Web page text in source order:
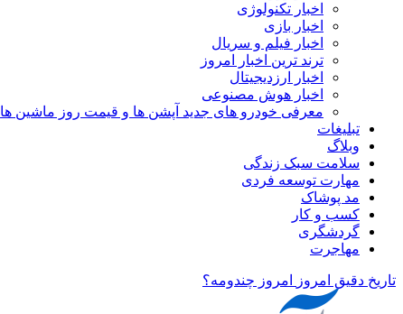
اخبار تکنولوژی
اخبار بازی
اخبار فیلم و سریال
ترند ترین اخبار امروز
اخبار ارزدیجیتال
اخبار هوش مصنوعی
معرفی خودرو های جدید آپشن‌ ها و قیمت روز ماشین‌ ها
تبلیغات
وبلاگ
سلامت سبک زندگی
مهارت توسعه فردی
مد پوشاک
کسب و کار
گردشگری
مهاجرت
تاریخ دقیق امروز امروز چندومه؟